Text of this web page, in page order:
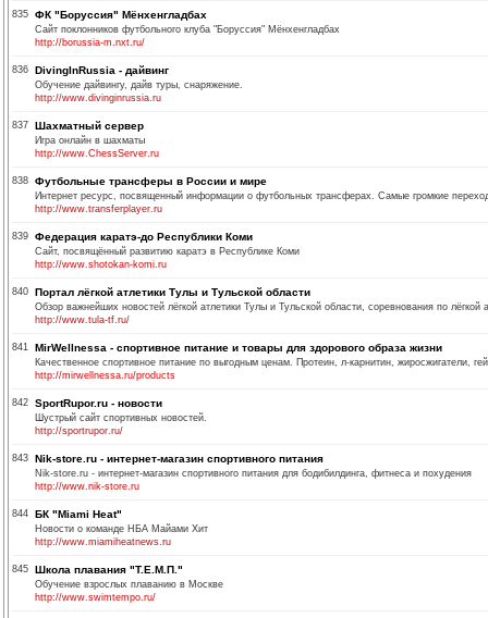
835 ФК "Боруссия" Мёнхенгладбах
Сайт поклонников футбольного клуба "Боруссия" Мёнхенгладбах
http://borussia-m.nxt.ru/
836 DivingInRussia - дайвинг
Обучение дайвингу, дайв туры, снаряжение.
http://www.divinginrussia.ru
837 Шахматный сервер
Игра онлайн в шахматы
http://www.ChessServer.ru
838 Футбольные трансферы в России и мире
Интернет ресурс, посвященный информации о футбольных трансферах. Самые громкие
http://www.transferplayer.ru
839 Федерация каратэ-до Республики Коми
Сайт, посвящённый развитию каратэ в Республике Коми
http://www.shotokan-komi.ru
840 Портал лёгкой атлетики Тулы и Тульской области
Обзор важнейших новостей лёгкой атлетики Тулы и Тульской области, соревнования по
http://www.tula-tf.ru/
841 MirWellnessa - спортивное питание и товары для здорового образа жизни
Качественное спортивное питание по выгодным ценам. Протеин, л-карнитин, жиросжигатели,
http://mirwellnessa.ru/products
842 SportRupor.ru - новости
Шустрый сайт спортивных новостей.
http://sportrupor.ru/
843 Nik-store.ru - интернет-магазин спортивного питания
Nik-store.ru - интернет-магазин спортивного питания для бодибилдинга, фитнеса и похудения
http://www.nik-store.ru
844 БК "Miami Heat"
Новости о команде НБА Майами Хит
http://www.miamiheatnews.ru
845 Школа плавания "Т.Е.М.П."
Обучение взрослых плаванию в Москве
http://www.swimtempo.ru/